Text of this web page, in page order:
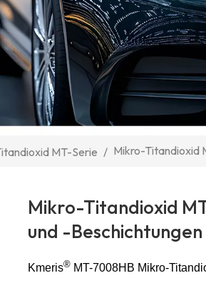
MT-Serie / Mikro-Titandioxid
Mikro-Titandioxid
und -Beschichtungen
Kmeris® MT-7008HB Mikro-